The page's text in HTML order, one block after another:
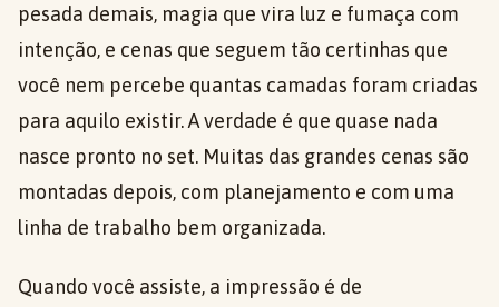
pesada demais, magia que vira luz e fumaça com
intenção, e cenas que seguem tão certinhas que
você nem percebe quantas camadas foram criadas
para aquilo existir. A verdade é que quase nada
nasce pronto no set. Muitas das grandes cenas são
montadas depois, com planejamento e com uma
linha de trabalho bem organizada.
Quando você assiste, a impressão é de